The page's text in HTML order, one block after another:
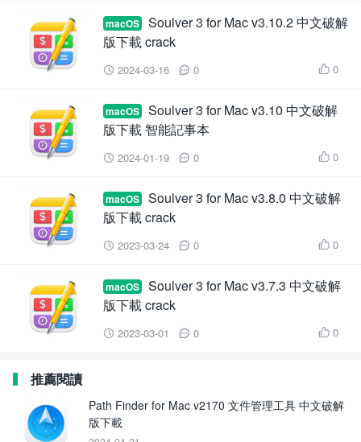
macOS
Soulver 3 for Mac v3.10.2 中文破解
版下載 crack
 2024-03-16  0  0
macOS
Soulver 3 for Mac v3.10 中文破解
版下載 智能記事本
 2024-01-19  0  0
macOS
Soulver 3 for Mac v3.8.0 中文破解
版下載 crack
 2023-03-24  0  0
macOS
Soulver 3 for Mac v3.7.3 中文破解
版下載 crack
 2023-03-01  0  0
推薦閱讀
Path Finder for Mac v2170 文件管理工具 中文破解
版下載